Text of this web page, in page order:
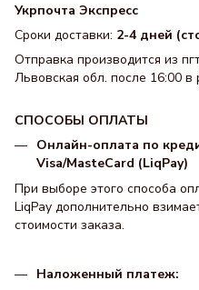
Укрпочта Экспресс
Сроки доставки: 2-4 дней
Отправка производится из
Львовская обл. после 16:00 в
СПОСОБЫ ОПЛАТЫ
Онлайн-оплата по
Visa/MasteCard (LiqPay)
При выборе этого способа
LiqPay дополнительно
стоимости заказа.
Наложенный платеж: